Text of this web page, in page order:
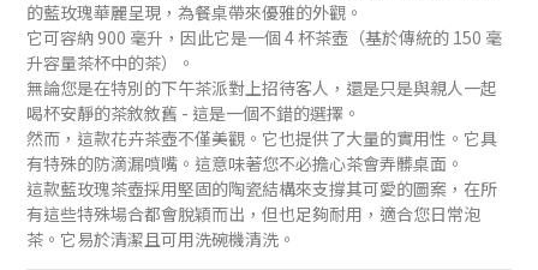
的藍玫瑰華麗呈現，為餐桌帶來優雅的外觀。
它可容納 900 毫升，因此它是一個 4 杯茶壺（基於傳統的 150 毫
升容量茶杯中的茶）。
無論您是在特別的下午茶派對上招待客人，還是只是與親人一起
喝杯安靜的茶敘敘舊 - 這是一個不錯的選擇。
然而，這款花卉茶壺不僅美觀。它也提供了大量的實用性。它具
有特殊的防滴漏噴嘴。這意味著您不必擔心茶會弄髒桌面。
這款藍玫瑰茶壺採用堅固的陶瓷結構來支撐其可愛的圖案，在所
有這些特殊場合都會脫穎而出，但也足夠耐用，適合您日常泡
茶。它易於清潔且可用洗碗機清洗。